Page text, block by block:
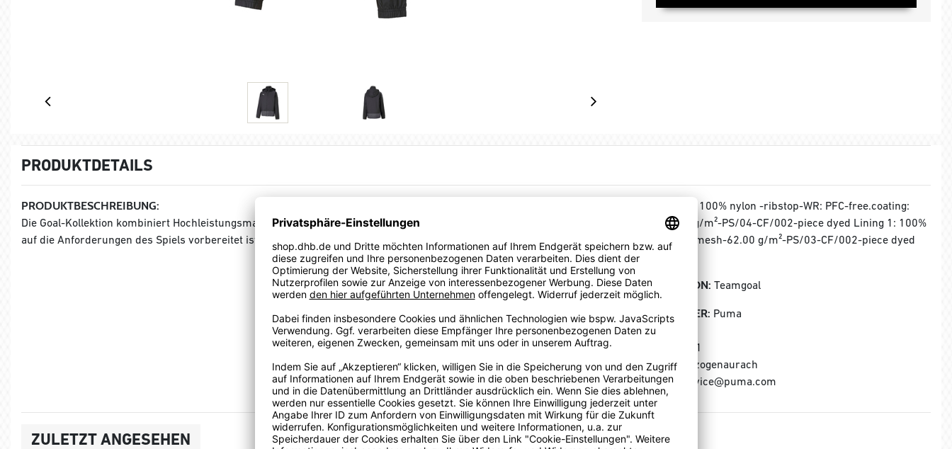
PRODUKTDETAILS
PRODUKTBESCHREIBUNG:
Die Goal-Kollektion kombiniert Hochleistungsmaterialien mit modernem Design, damit deine Mannschaft auf allen Ebenen
auf die Anforderungen des Spiels vorbereitet ist.
100% nylon -ribstop-WR: PFC-free.coating:
a/c-71.00 g/m²-PS/04-CF/002-piece dyed Lining 1: 100%
polyester -mesh-62.00 g/m²-PS/03-CF/002-piece dyed
KOLLEKTION: Teamgoal
HERSTELLER: Puma
Puma SE
Puma Way 1
91074 Herzogenaurach
E-Mail: service@puma.com
ZULETZT ANGESEHEN